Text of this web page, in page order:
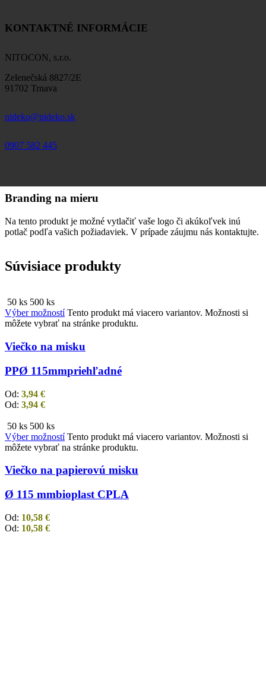
KONTAKTNÉ INFORMÁCIE
NITOCON, s.r.o.
Zelenečská 8827/2E
91702 Trnava
nideko@nideko.sk
0907 582 445
Branding na mieru
Na tento produkt je možné vytlačiť vaše logo či akúkoľvek inú
potlač podľa vašich požiadaviek. V prípade záujmu nás kontaktujte.
Súvisiace produkty
50 ks 500 ks
Výber možností Tento produkt má viacero variantov. Možnosti si
môžete vybrať na stránke produktu.
Viečko na misku
PPØ 115mmpriehľadné
Od: 3,94 €
Od: 3,94 €
50 ks 500 ks
Výber možností Tento produkt má viacero variantov. Možnosti si
môžete vybrať na stránke produktu.
Viečko na papierovú misku
Ø 115 mmbioplast CPLA
Od: 10,58 €
Od: 10,58 €